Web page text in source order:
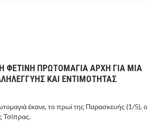
ΦΕΤΙΝΗ ΠΡΩΤΟΜΑΓΙΑ ΑΡΧΗ ΓΙΑ ΜΙΑ
ΚΑΙ ΕΝΤΙΜΟΤΗΤΑΣ
έκανε, το πρωί της Παρασκευής (1/5), ο